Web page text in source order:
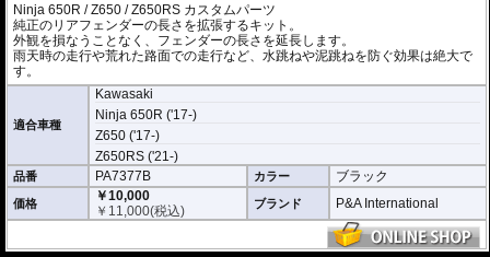
Ninja 650R / Z650 / Z650RS カスタムパーツ
純正のリアフェンダーの長さを拡張するキット。
外観を損なうことなく、フェンダーの長さを延長します。
雨天時の走行や荒れた路面での走行など、水跳ねや泥跳ねを防ぐ効果は絶大で
す。
適合車種
Kawasaki
Ninja 650R ('17-)
Z650 ('17-)
Z650RS ('21-)
品番 PA7377B カラー ブラック
価格
￥10,000
￥ 11,000(税込) ブランド P&A International